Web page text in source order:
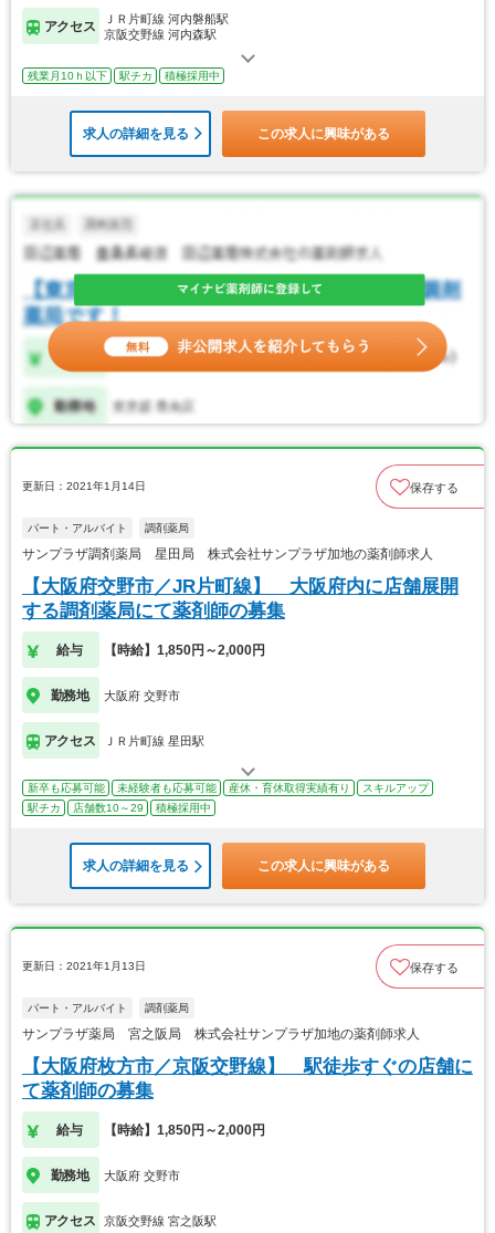
アクセス
ＪＲ片町線 河内磐船駅
京阪交野線 河内森駅
残業月10ｈ以下 駅チカ 積極採用中
求人の詳細を見る この求人に興味がある
更新日：2021年1月14日 保存する
パート・アルバイト 調剤薬局
サンプラザ調剤薬局 星田局 株式会社サンプラザ加地の薬剤師求人
【大阪府交野市／JR片町線】 大阪府内に店舗展開
する調剤薬局にて薬剤師の募集
給与 【時給】1,850円～2,000円
勤務地 大阪府 交野市
アクセス ＪＲ片町線 星田駅
新卒も応募可能 未経験者も応募可能 産休・育休取得実績有り
スキルアップ
駅チカ
店舗数10～29 積極採用中
求人の詳細を見る この求人に興味がある
更新日：2021年1月13日 保存する
パート・アルバイト 調剤薬局
サンプラザ薬局 宮之阪局 株式会社サンプラザ加地の薬剤師求人
【大阪府枚方市／京阪交野線】 駅徒歩すぐの店舗に
て薬剤師の募集
給与 【時給】1,850円～2,000円
勤務地 大阪府 交野市
アクセス 京阪交野線 宮之阪駅